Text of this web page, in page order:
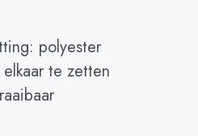
polyester
te zetten